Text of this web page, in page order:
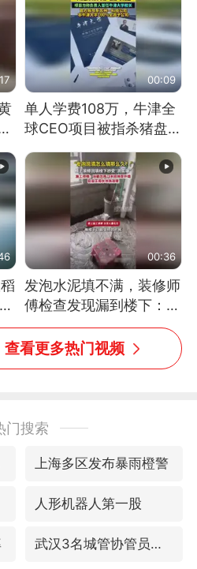
00:09
单人学费108万，牛津全
球CEO项目被指杀猪盘，
大学校长
00:36
发泡水泥填不满，装修师
傅检查发现漏到楼下：出
风口未延伸到外墙
看更多热门视频
门搜索
上海多区发布暴雨橙警
人形机器人第一股
武汉3名城管协管员殴打摊主被刑拘